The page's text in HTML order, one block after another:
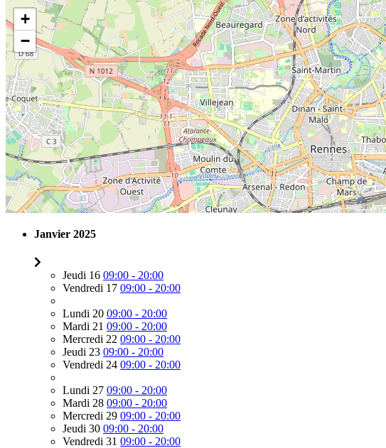
+
−
Janvier 2025
Jeudi 16 09:00 - 20:00
Vendredi 17 09:00 - 20:00
Lundi 20 09:00 - 20:00
Mardi 21 09:00 - 20:00
Mercredi 22 09:00 - 20:00
Jeudi 23 09:00 - 20:00
Vendredi 24 09:00 - 20:00
Lundi 27 09:00 - 20:00
Mardi 28 09:00 - 20:00
Mercredi 29 09:00 - 20:00
Jeudi 30 09:00 - 20:00
Vendredi 31 09:00 - 20:00